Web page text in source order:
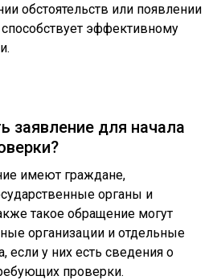
обстоятельств или появлении
эффективному
заявление для начала
имеют граждане,
органы и
такое обращение могут
организации и отдельные
если у них есть сведения о
проверки.